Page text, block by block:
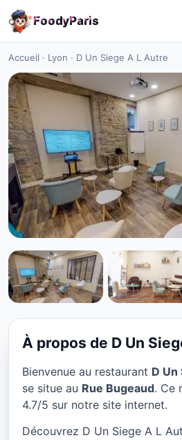
FoodyParis
Accueil · Lyon · D Un Siege A L Autre
CAFÉ
D Un Siege A L
★ 4.7/5
À propos de D Un
Bienvenue au restaurant D Un
se situe au Rue Bugeaud. Ce
4.7/5 sur notre site internet.
Découvrez D Un Siege A L